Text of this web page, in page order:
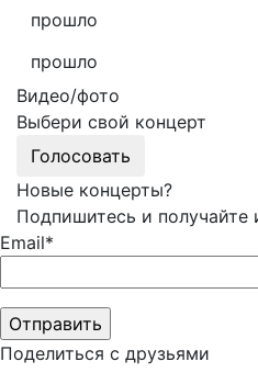
прошло
прошло
Видео/фото
Выбери свой концерт
Голосовать
Новые концерты?
Подпишитесь и
Email*
Поделиться с друзьями